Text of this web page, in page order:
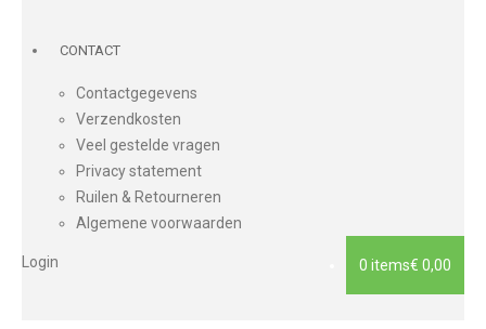
CONTACT
Contactgegevens
Verzendkosten
Veel gestelde vragen
Privacy statement
Ruilen & Retourneren
Algemene voorwaarden
0 items€ 0,00
Login